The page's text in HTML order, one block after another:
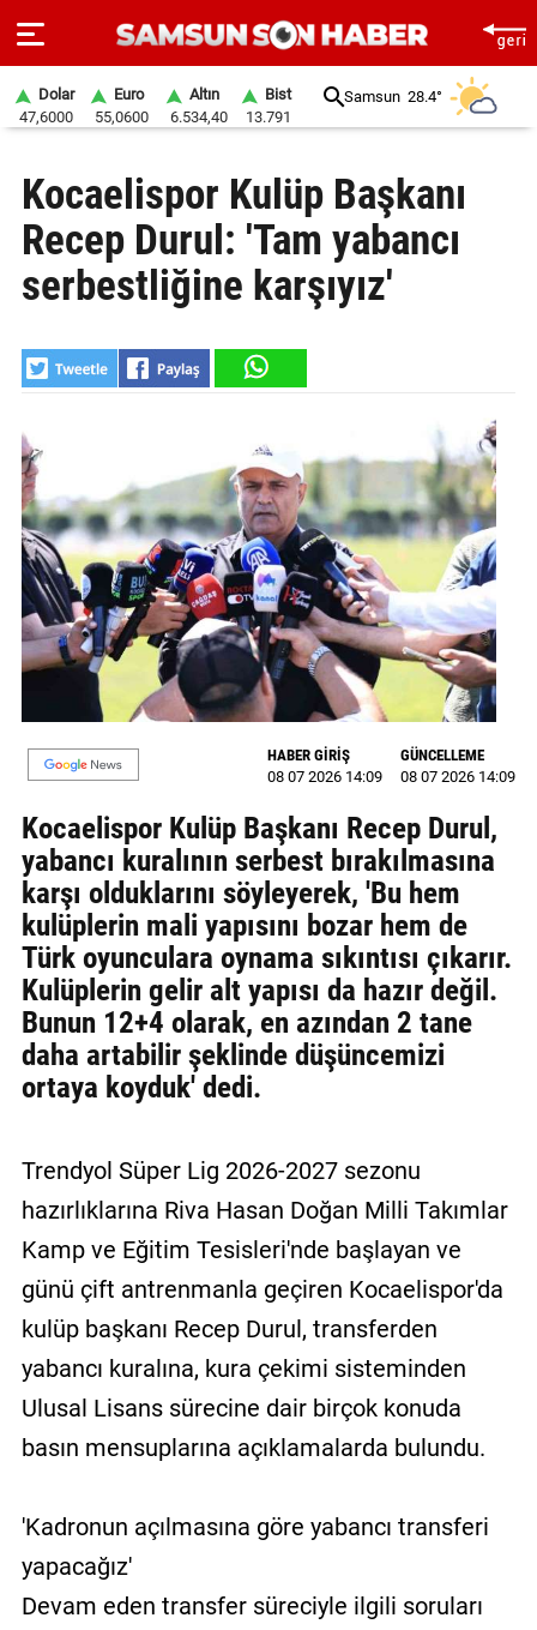
SAYFA
SAMSUN
HABER
GÜNDEM
EKONOMİ
DÜNYA
MAGAZİN
GALERİ
VİDEO
BİZE
ULAŞIN
Künye
İletişim
Gizlilik
Politikası
Dolar
47,6000
Euro
55,0600
Altın
6.534,40
Bist
13.791
Samsun 28.4°
Kocaelispor Kulüp Başkanı
Recep Durul: 'Tam yabancı
serbestliğine karşıyız'
HABER GİRİŞ
08 07 2026 14:09
GÜNCELLEME
08 07 2026 14:09
Kocaelispor Kulüp Başkanı Recep Durul,
yabancı kuralının serbest bırakılmasına
karşı olduklarını söyleyerek, 'Bu hem
kulüplerin mali yapısını bozar hem de
Türk oyunculara oynama sıkıntısı çıkarır.
Kulüplerin gelir alt yapısı da hazır değil.
Bunun 12+4 olarak, en azından 2 tane
daha artabilir şeklinde düşüncemizi
ortaya koyduk' dedi.
Trendyol Süper Lig 2026-2027 sezonu
hazırlıklarına Riva Hasan Doğan Milli Takımlar
Kamp ve Eğitim Tesisleri'nde başlayan ve
günü çift antrenmanla geçiren Kocaelispor'da
kulüp başkanı Recep Durul, transferden
yabancı kuralına, kura çekimi sisteminden
Ulusal Lisans sürecine dair birçok konuda
basın mensuplarına açıklamalarda bulundu.
'Kadronun açılmasına göre yabancı transferi
yapacağız'
Devam eden transfer süreciyle ilgili soruları